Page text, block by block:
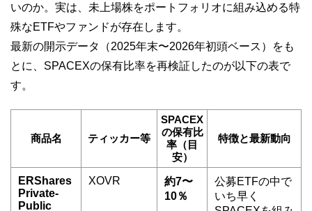
いのか。実は、未上場株をポートフォリオに組み込める特
殊なETFやファンドが存在します。
最新の開示データ（2025年末〜2026年初頭ベース）をも
とに、SPACEXの保有比率を再検証したのが以下の表で
す。
商品名 ティッカー等
SPACEX
の保有比
率（目
安）
特徴と最新動向
ERShares
Private-
Public
XOVR
約7〜
10％
公募ETFの中で
いち早く